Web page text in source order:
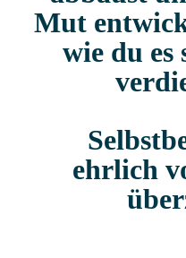
Mut
wie du es
ehrlich